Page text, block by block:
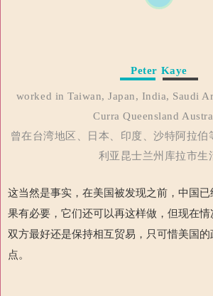
Peter Kaye
worked in Taiwan, Japan, India, Saudi
Curra Queensland
曾在台湾地区、日本、印度、沙特阿拉伯
利亚昆士兰州库拉市生
这当然是事实，在美国被发现之前，中国
果有必要，它们还可以再这样做，但现在情
双方最好还是保持相互贸易，只可惜美国
点。